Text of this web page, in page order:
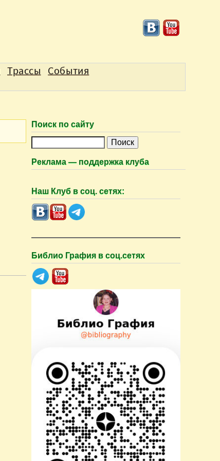
Трассы События
Поиск по сайту
и
к
Реклама — поддержка клуба
Наш Клуб в соц. сетях:
Библио Графия в соц.сетях